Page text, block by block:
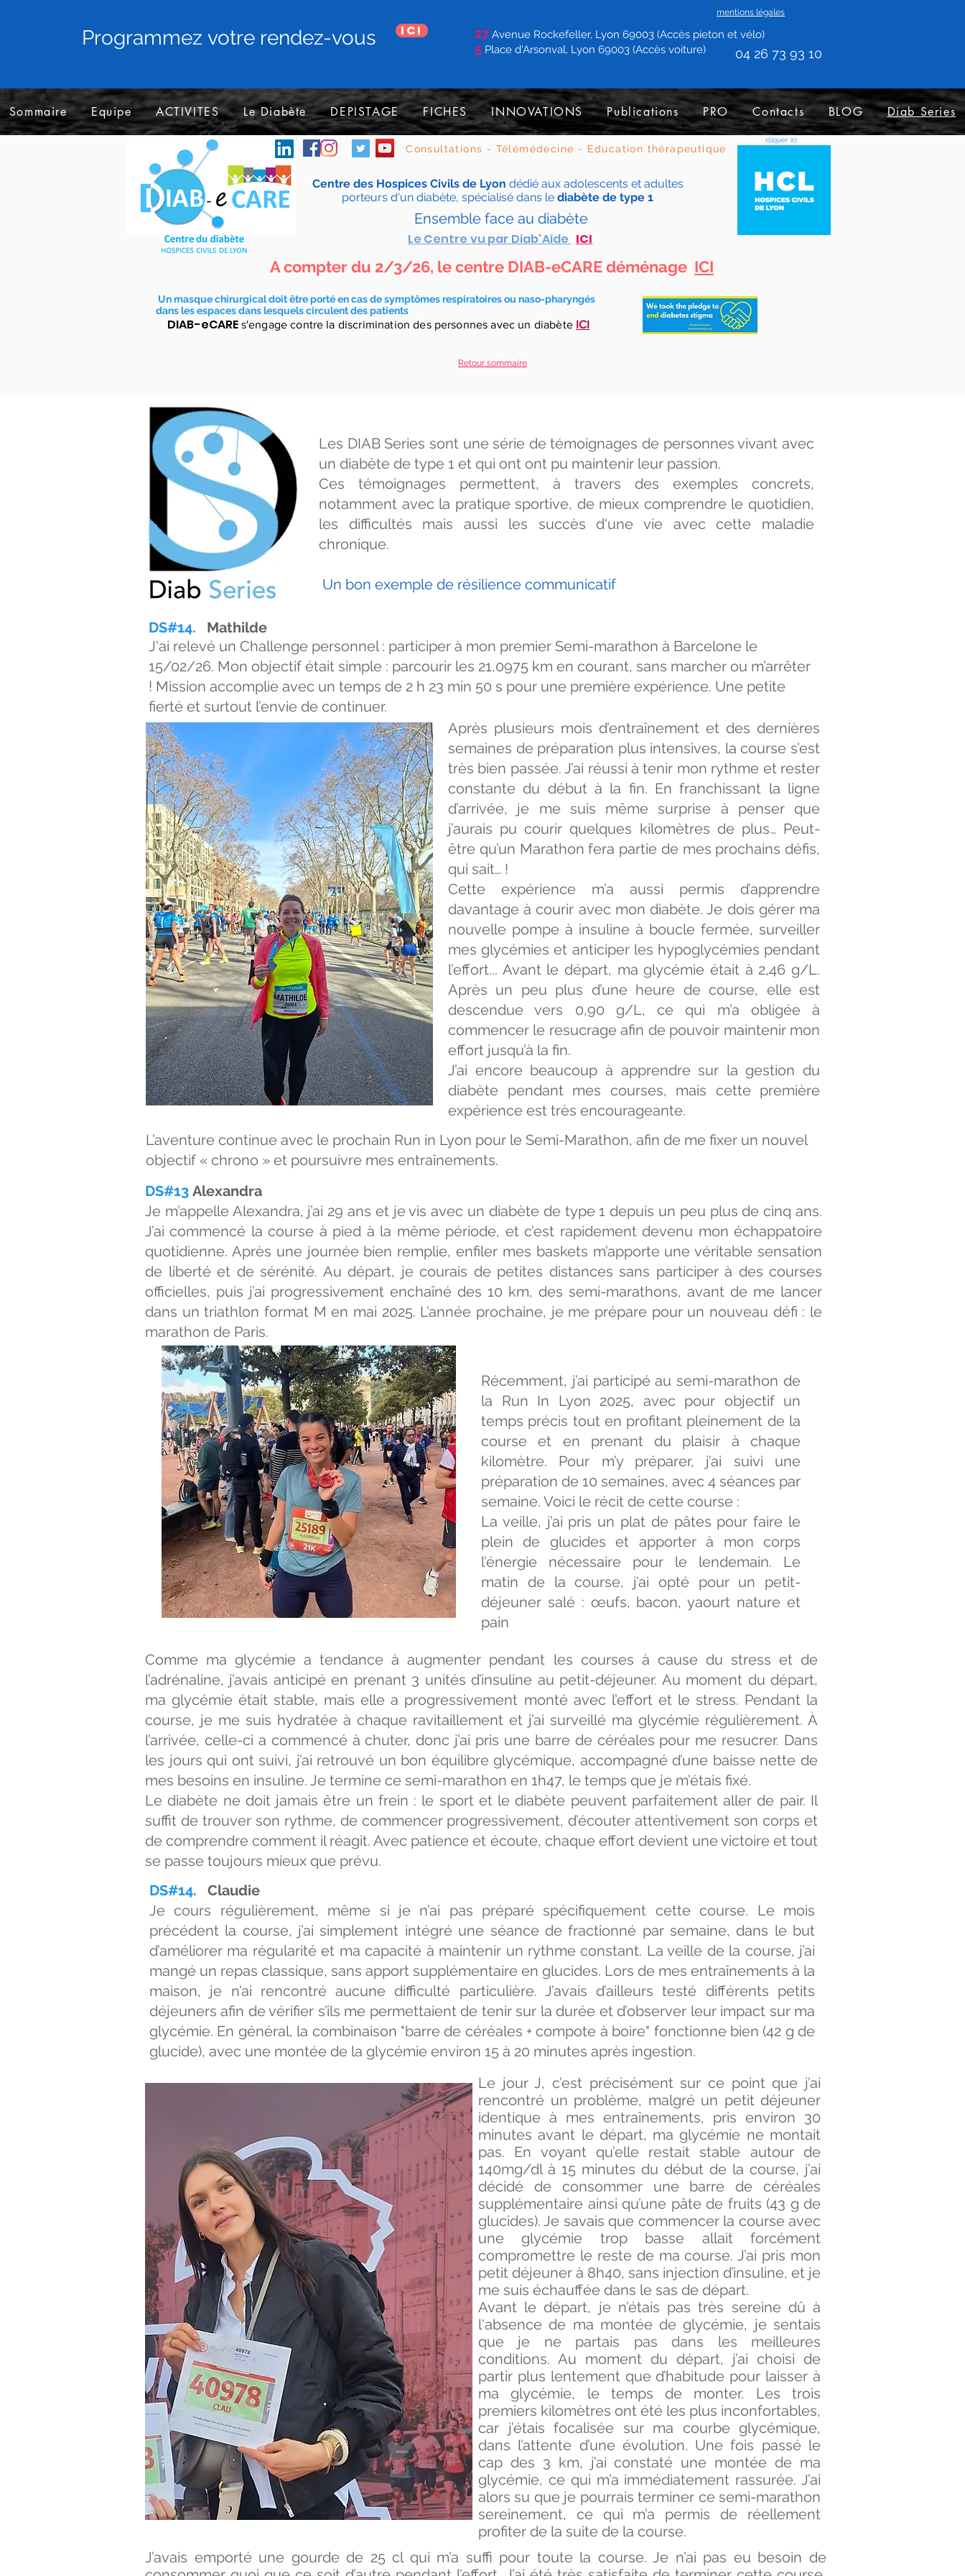
mentions légales
Programmez votre rendez-vous ici 27 Avenue Rockefeller, Lyon 69003 (Accès pieton et vélo)
5 Place d'Arsonval, Lyon 69003 (Accès voiture) 04 26 73 93 10
Sommaire Equipe ACTIVITES Le Diabète DEPISTAGE FICHES INNOVATIONS Publications PRO Contacts BLOG Diab Series
Consultations - Télémédecine - Education thérapeutique
Centre des Hospices Civils de Lyon dédié aux adolescents et adultes
porteurs d'un diabète, spécialisé dans le diabète de type 1
Ensemble face au diabète
Le Centre vu par Diab'Aide ICI
cliquer ici
A compter du 2/3/26, le centre DIAB-eCARE déménage ICI
DIAB-eCARE s'engage contre la discrimination des personnes avec un diabète ICI
Retour sommaire
Les DIAB Series sont une série de témoignages de personnes vivant avec
un diabète de type 1 et qui ont ont pu maintenir leur passion.
Ces témoignages permettent, à travers des exemples concrets,
notamment avec la pratique sportive, de mieux comprendre le quotidien,
les difficultés mais aussi les succès d'une vie avec cette maladie
chronique.
Un bon exemple de résilience communicatif
DS#14. Mathilde
J'ai relevé un Challenge personnel : participer à mon premier Semi-marathon à Barcelone le
15/02/26. Mon objectif était simple : parcourir les 21,0975 km en courant, sans marcher ou m’arrêter
! Mission accomplie avec un temps de 2 h 23 min 50 s pour une première expérience. Une petite
fierté et surtout l’envie de continuer.
Après plusieurs mois d’entraînement et des dernières
semaines de préparation plus intensives, la course s’est
très bien passée. J’ai réussi à tenir mon rythme et rester
constante du début à la fin. En franchissant la ligne
d’arrivée, je me suis même surprise à penser que
j’aurais pu courir quelques kilomètres de plus… Peut-
être qu’un Marathon fera partie de mes prochains défis,
qui sait… !
Cette expérience m’a aussi permis d’apprendre
davantage à courir avec mon diabète. Je dois gérer ma
nouvelle pompe à insuline à boucle fermée, surveiller
mes glycémies et anticiper les hypoglycémies pendant
l’effort... Avant le départ, ma glycémie était à 2,46 g/L.
Après un peu plus d’une heure de course, elle est
descendue vers 0,90 g/L, ce qui m’a obligée à
commencer le resucrage afin de pouvoir maintenir mon
effort jusqu’à la fin.
J’ai encore beaucoup à apprendre sur la gestion du
diabète pendant mes courses, mais cette première
expérience est très encourageante.
L’aventure continue avec le prochain Run in Lyon pour le Semi-Marathon, afin de me fixer un nouvel
objectif « chrono » et poursuivre mes entraînements.
DS#13 Alexandra
Je m’appelle Alexandra, j’ai 29 ans et je vis avec un diabète de type 1 depuis un peu plus de cinq ans.
J’ai commencé la course à pied à la même période, et c’est rapidement devenu mon échappatoire
quotidienne. Après une journée bien remplie, enfiler mes baskets m’apporte une véritable sensation
de liberté et de sérénité. Au départ, je courais de petites distances sans participer à des courses
officielles, puis j’ai progressivement enchaîné des 10 km, des semi-marathons, avant de me lancer
dans un triathlon format M en mai 2025. L’année prochaine, je me prépare pour un nouveau défi : le
marathon de Paris.
Récemment, j’ai participé au semi-marathon de
la Run In Lyon 2025, avec pour objectif un
temps précis tout en profitant pleinement de la
course et en prenant du plaisir à chaque
kilomètre. Pour m’y préparer, j’ai suivi une
préparation de 10 semaines, avec 4 séances par
semaine. Voici le récit de cette course :
La veille, j’ai pris un plat de pâtes pour faire le
plein de glucides et apporter à mon corps
l’énergie nécessaire pour le lendemain. Le
matin de la course, j’ai opté pour un petit-
déjeuner salé : œufs, bacon, yaourt nature et
pain
Comme ma glycémie a tendance à augmenter pendant les courses à cause du stress et de
l’adrénaline, j’avais anticipé en prenant 3 unités d’insuline au petit-déjeuner. Au moment du départ,
ma glycémie était stable, mais elle a progressivement monté avec l’effort et le stress. Pendant la
course, je me suis hydratée à chaque ravitaillement et j’ai surveillé ma glycémie régulièrement. À
l’arrivée, celle-ci a commencé à chuter, donc j’ai pris une barre de céréales pour me resucrer. Dans
les jours qui ont suivi, j’ai retrouvé un bon équilibre glycémique, accompagné d’une baisse nette de
mes besoins en insuline. Je termine ce semi-marathon en 1h47, le temps que je m’étais fixé.
Le diabète ne doit jamais être un frein : le sport et le diabète peuvent parfaitement aller de pair. Il
suffit de trouver son rythme, de commencer progressivement, d’écouter attentivement son corps et
de comprendre comment il réagit. Avec patience et écoute, chaque effort devient une victoire et tout
se passe toujours mieux que prévu.
DS#14. Claudie
Je cours régulièrement, même si je n’ai pas préparé spécifiquement cette course. Le mois
précédent la course, j’ai simplement intégré une séance de fractionné par semaine, dans le but
d’améliorer ma régularité et ma capacité à maintenir un rythme constant. La veille de la course, j’ai
mangé un repas classique, sans apport supplémentaire en glucides. Lors de mes entraînements à la
maison, je n’ai rencontré aucune difficulté particulière. J’avais d’ailleurs testé différents petits
déjeuners afin de vérifier s’ils me permettaient de tenir sur la durée et d’observer leur impact sur ma
glycémie. En général, la combinaison "barre de céréales + compote à boire" fonctionne bien (42 g de
glucide), avec une montée de la glycémie environ 15 à 20 minutes après ingestion.
Le jour J, c’est précisément sur ce point que j’ai
rencontré un problème, malgré un petit déjeuner
identique à mes entraînements, pris environ 30
minutes avant le départ, ma glycémie ne montait
pas. En voyant qu’elle restait stable autour de
140mg/dl à 15 minutes du début de la course, j’ai
décidé de consommer une barre de céréales
supplémentaire ainsi qu’une pâte de fruits (43 g de
glucides). Je savais que commencer la course avec
une glycémie trop basse allait forcément
compromettre le reste de ma course. J’ai pris mon
petit déjeuner à 8h40, sans injection d’insuline, et je
me suis échauffée dans le sas de départ.
Avant le départ, je n’étais pas très sereine dû à
l'absence de ma montée de glycémie, je sentais
que je ne partais pas dans les meilleures
conditions. Au moment du départ, j’ai choisi de
partir plus lentement que d’habitude pour laisser à
ma glycémie, le temps de monter. Les trois
premiers kilomètres ont été les plus inconfortables,
car j’étais focalisée sur ma courbe glycémique,
dans l’attente d’une évolution. Une fois passé le
cap des 3 km, j’ai constaté une montée de ma
glycémie, ce qui m’a immédiatement rassurée. J’ai
alors su que je pourrais terminer ce semi-marathon
sereinement, ce qui m’a permis de réellement
profiter de la suite de la course.
J’avais emporté une gourde de 25 cl qui m’a suffi pour toute la course. Je n’ai pas eu besoin de
Un masque chirurgical doit être porté en cas de symptômes respiratoires ou naso-pharyngés
dans les espaces dans lesquels circulent des patients